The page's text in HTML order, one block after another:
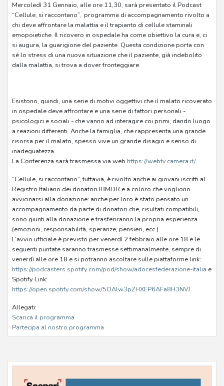
Mercoledì 31 Gennaio, alle ore 11,30, sarà presentato il Podcast
“Cellule, si raccontano”, programma di accompagnamento rivolto a
chi deve affrontare la malattia e il trapianto di cellule staminali
emopoietiche. Il ricovero in ospedale ha come obiettivo la cura e, ci
si augura, la guarigione del paziente. Questa condizione porta con
sé lo stress di una nuova situazione che il paziente, già indebolito
dalla malattia, si trova a dover fronteggiare.
Esistono, quindi, una serie di motivi oggettivi che il malato ricoverato
in ospedale deve affrontare e una serie di fattori personali -
psicologici e sociali - che vanno ad interagire coi primi, dando luogo
a reazioni differenti. Anche la famiglia, che rappresenta una grande
risorsa per il malato, spesso vive un grande disagio e senso di
inadeguatezza.
La Conferenza sarà trasmessa via web https://webtv.camera.it/
“Cellule, si raccontano”, tuttavia, è rivolto anche ai giovani iscritti al
Registro Italiano dei donatori IBMDR e a coloro che vogliono
avvicinarsi alla donazione: anche per loro è stato pensato un
accompagnamento da parte di donatori che, risultati compatibili,
sono giunti alla donazione e trasferiranno la propria esperienza
(emozioni, responsabilità, speranze, pensieri, ecc.).
L’avvio ufficiale è previsto per venerdì 2 febbraio alle ore 18 e le
seguenti puntate saranno trasmesse settimanalmente, sempre di
venerdì alle ore 18 e si potranno ascoltare sulle piattaforme link:
https://podcasters.spotify.com/pod/show/adocesfederazione-italia e
Spotify Link:
https://open.spotify.com/show/5OAlw3pZHXEP6AFa8H3NVJ
Allegati:
Scarica il programma
Partecipa al nostro programma